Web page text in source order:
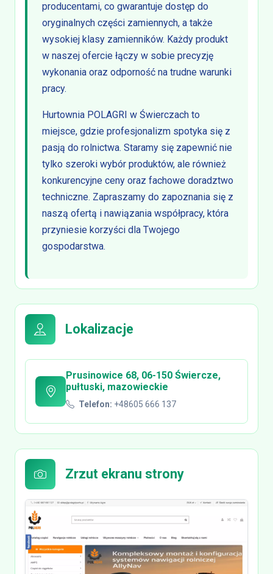
producentami, co gwarantuje dostęp do
oryginalnych części zamiennych, a także
wysokiej klasy zamienników. Każdy produkt
w naszej ofercie łączy w sobie precyzję
wykonania oraz odporność na trudne warunki
pracy.
Hurtownia POLAGRI w Świerczach to
miejsce, gdzie profesjonalizm spotyka się z
pasją do rolnictwa. Staramy się zapewnić nie
tylko szeroki wybór produktów, ale również
konkurencyjne ceny oraz fachowe doradztwo
techniczne. Zapraszamy do zapoznania się z
naszą ofertą i nawiązania współpracy, która
przyniesie korzyści dla Twojego
gospodarstwa.
Lokalizacje
Prusinowice 68, 06-150 Świercze,
pułtuski, mazowieckie
Telefon: +48605 666 137
Zrzut ekranu strony